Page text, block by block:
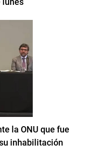
la ONU que fue
inhabilitación